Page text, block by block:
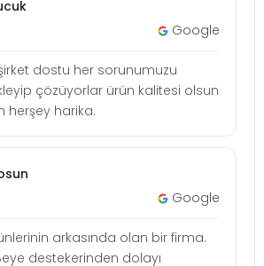
Google
dostu her sorunumuzu
çözüyorlar ürün kalitesi olsun
herşey harika.
Google
arkasında olan bir firma.
destekerinden dolayı